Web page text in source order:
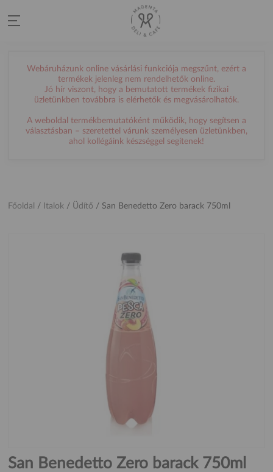
Webáruházunk online vásárlási funkciója megszűnt, ezért a
termékek jelenleg nem rendelhetők online.
Jó hír viszont, hogy a bemutatott termékek fizikai
üzletünkben továbbra is elérhetők és megvásárolhatók.
A weboldal termékbemutatóként működik, hogy segítsen a
választásban – szeretettel várunk személyesen üzletünkben,
ahol kollégáink készséggel segítenek!
Főoldal / Italok / Üdítő / San Benedetto Zero barack 750ml
San Benedetto Zero barack 750ml